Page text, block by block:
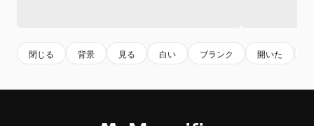
閉じる 背景 見る 白い ブランク 開いた